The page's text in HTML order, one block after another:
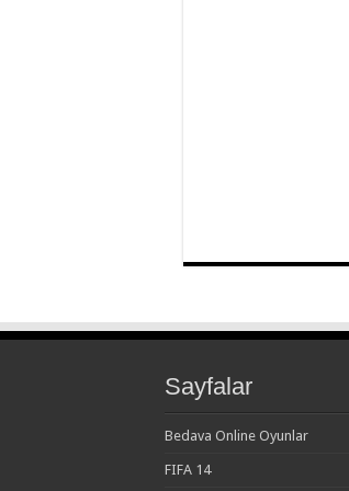
Sayfalar
Bedava Online Oyunlar
FIFA 14